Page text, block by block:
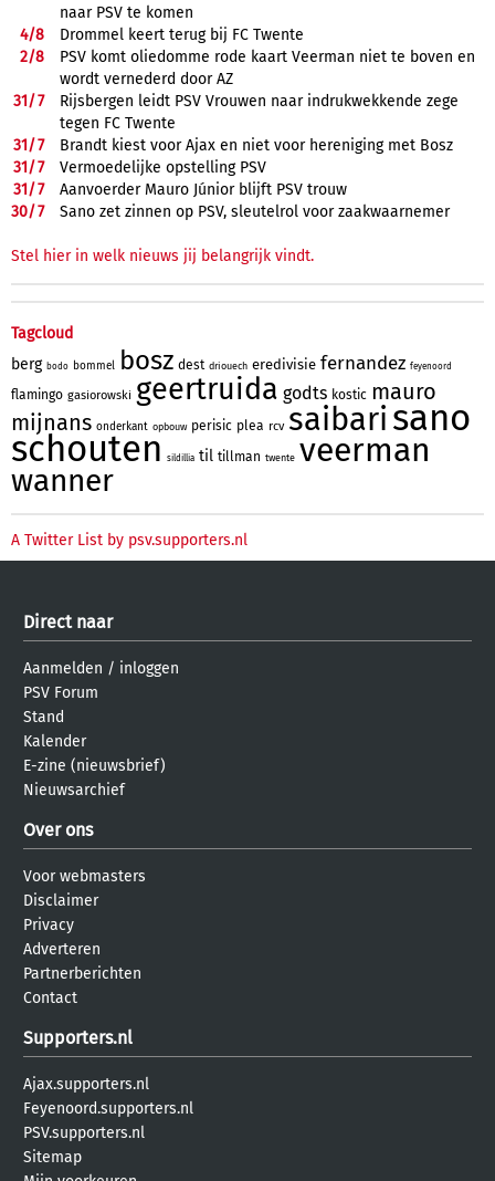
naar PSV te komen
4/8
Drommel keert terug bij FC Twente
2/8
PSV komt oliedomme rode kaart Veerman niet te boven en
wordt vernederd door AZ
31/7
Rijsbergen leidt PSV Vrouwen naar indrukwekkende zege
tegen FC Twente
31/7
Brandt kiest voor Ajax en niet voor hereniging met Bosz
31/7
Vermoedelijke opstelling PSV
31/7
Aanvoerder Mauro Júnior blijft PSV trouw
30/7 Sano zet zinnen op PSV, sleutelrol voor zaakwaarnemer
Stel hier in welk nieuws jij belangrijk vindt.
Tagcloud
berg bodo bommel bosz dest driouech eredivisie fernandez feyenoord
flamingo gasiorowski geertruida godts kostic mauro
mijnans onderkant opbouw perisic plea rcv saibari sano
schouten sildillia til tillman twente veerman
wanner
A Twitter List by psv.supporters.nl
Direct naar
Aanmelden / inloggen
PSV Forum
Stand
Kalender
E-zine (nieuwsbrief)
Nieuwsarchief
Over ons
Voor webmasters
Disclaimer
Privacy
Adverteren
Partnerberichten
Contact
Supporters.nl
Ajax.supporters.nl
Feyenoord.supporters.nl
PSV.supporters.nl
Sitemap